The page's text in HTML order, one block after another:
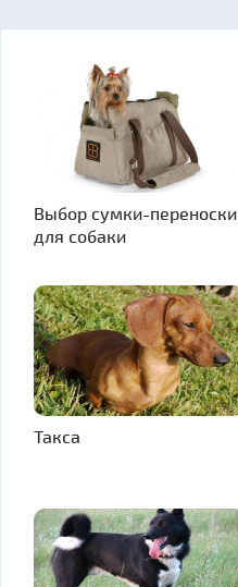
Выбор сумки-переноски
для собаки
Такса